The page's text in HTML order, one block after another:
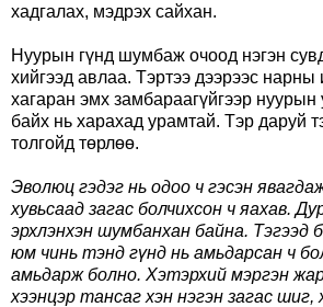
хадгалах, мэдрэх сайхан.
Нуурын гүнд шумбаж очоод нэгэн
хийгээд авлаа. Тэртээ дээрээс нарны
хагаран эмх замбараагүйгээр нуурын
байх нь харахад урамтай. Тэр даруй
толгойд төрлөө.
Эволюц гэдэг нь одоо ч гэсэн
хувьсаад загас болчихсон ч яахав.
эрхлэнхэн шумбанхан байна. Тэгээд
юм чинь тэнд гүнд нь амьдарсан ч
амьдарж болно. Хэтэрхий мэргэн
хээнцэр тансаг хэн нэгэн загас шиг,